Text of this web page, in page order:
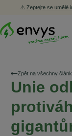
⚠️ Zeptejte se umělé
Zpět na všechny
Unie